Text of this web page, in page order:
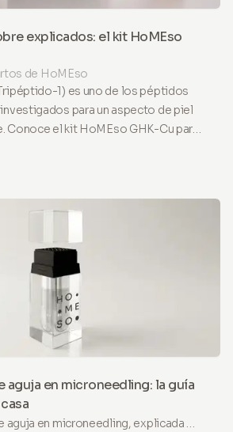
explicados: el kit HoMEso
de HoMEso
1) es uno de los péptidos
para un aspecto de piel
Conoce el kit HoMEso GHK-Cu para
aguja en microneedling: la guía
aguja en microneedling, explicada de